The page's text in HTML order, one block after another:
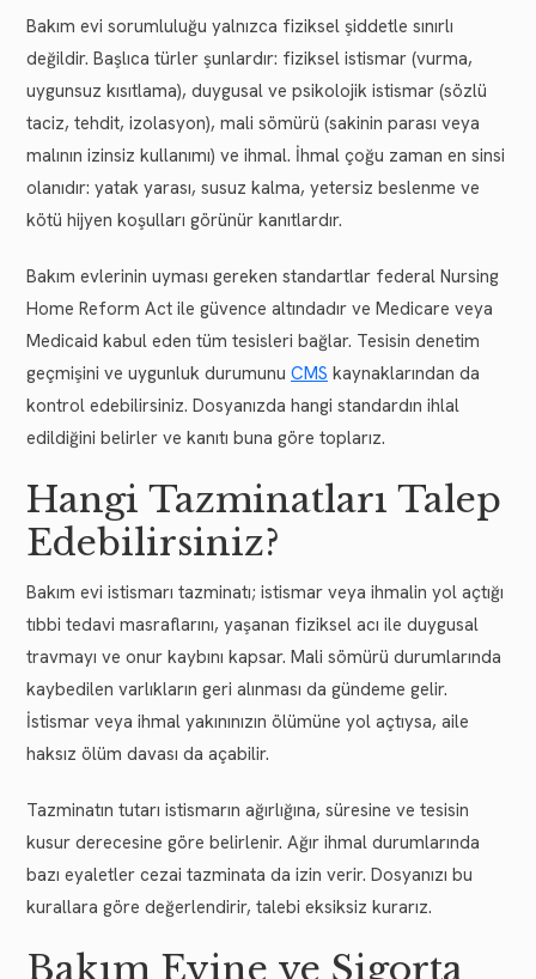
Bakım evi sorumluluğu yalnızca fiziksel şiddetle sınırlı
değildir. Başlıca türler şunlardır: fiziksel istismar (vurma,
uygunsuz kısıtlama), duygusal ve psikolojik istismar (sözlü
taciz, tehdit, izolasyon), mali sömürü (sakinin parası veya
malının izinsiz kullanımı) ve ihmal. İhmal çoğu zaman en sinsi
olanıdır: yatak yarası, susuz kalma, yetersiz beslenme ve
kötü hijyen koşulları görünür kanıtlardır.
Bakım evlerinin uyması gereken standartlar federal Nursing
Home Reform Act ile güvence altındadır ve Medicare veya
Medicaid kabul eden tüm tesisleri bağlar. Tesisin denetim
geçmişini ve uygunluk durumunu CMS kaynaklarından da
kontrol edebilirsiniz. Dosyanızda hangi standardın ihlal
edildiğini belirler ve kanıtı buna göre toplarız.
Hangi Tazminatları Talep
Edebilirsiniz?
Bakım evi istismarı tazminatı; istismar veya ihmalin yol açtığı
tıbbi tedavi masraflarını, yaşanan fiziksel acı ile duygusal
travmayı ve onur kaybını kapsar. Mali sömürü durumlarında
kaybedilen varlıkların geri alınması da gündeme gelir.
İstismar veya ihmal yakınınızın ölümüne yol açtıysa, aile
haksız ölüm davası da açabilir.
Tazminatın tutarı istismarın ağırlığına, süresine ve tesisin
kusur derecesine göre belirlenir. Ağır ihmal durumlarında
bazı eyaletler cezai tazminata da izin verir. Dosyanızı bu
kurallara göre değerlendirir, talebi eksiksiz kurarız.
Bakım Evine ve Sigorta